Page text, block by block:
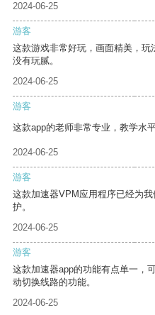
2024-06-25
游客
这款游戏非常好玩，画面精美，
没有玩腻。
2024-06-25
游客
这款app的老师非常专业，教学水
2024-06-25
游客
这款加速器VPM应用程序已经为
护。
2024-06-25
游客
这款加速器app的功能有点单一，
动切换线路的功能。
2024-06-25